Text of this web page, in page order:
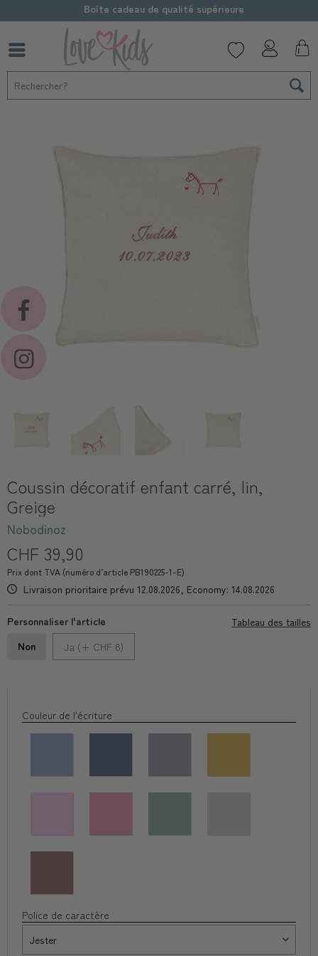
Boîte cadeau de qualité supérieure
Coussin décoratif enfant carré, lin,
Greige
Nobodinoz
CHF 39,90
Prix dont TVA (numéro d’article PB190225-1-E)
Livraison prioritaire prévu 12.08.2026, Economy: 14.08.2026
Tableau des tailles
Personnaliser l'article
Non
Ja (+ CHF 8)
Couleur de l'écriture
Police de caractère